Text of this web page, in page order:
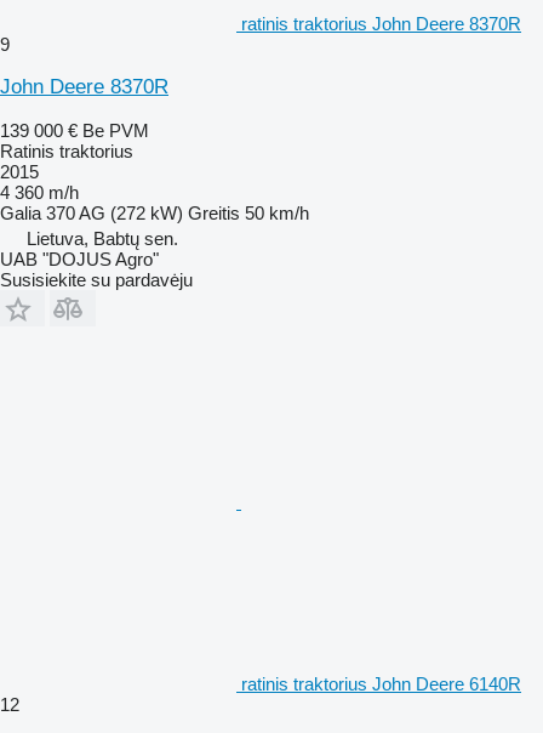
ratinis traktorius John Deere 8370R
9
John Deere 8370R
139 000 € Be PVM
Ratinis traktorius
2015
4 360 m/h
Galia 370 AG (272 kW) Greitis 50 km/h
Lietuva, Babtų sen.
UAB "DOJUS Agro"
Susisiekite su pardavėju
ratinis traktorius John Deere 6140R
12